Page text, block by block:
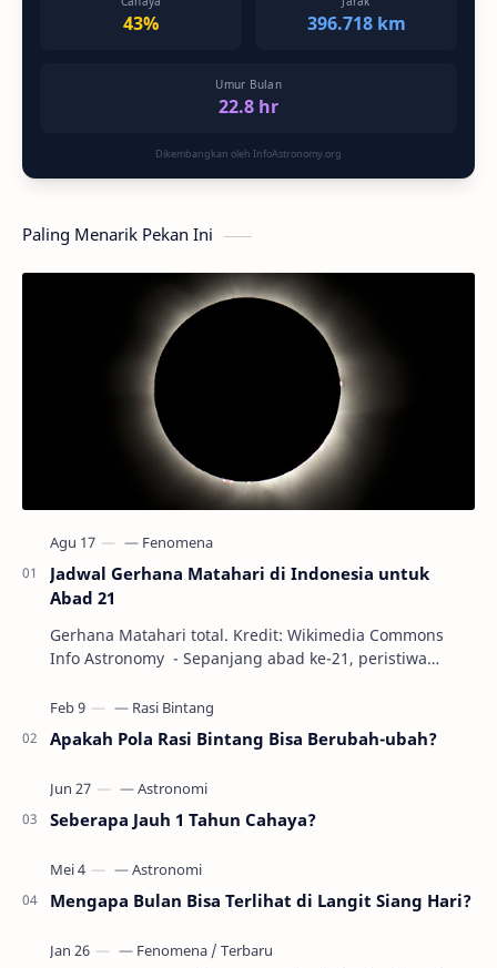
43% 396.718 km
Umur Bulan
22.8 hr
Dikembangkan oleh InfoAstronomy.org
Paling Menarik Pekan Ini
Jadwal Gerhana Matahari di Indonesia untuk
Abad 21
Gerhana Matahari total. Kredit: Wikimedia Commons
Info Astronomy - Sepanjang abad ke-21, peristiwa
Apakah Pola Rasi Bintang Bisa Berubah-ubah?
Seberapa Jauh 1 Tahun Cahaya?
Mengapa Bulan Bisa Terlihat di Langit Siang Hari?